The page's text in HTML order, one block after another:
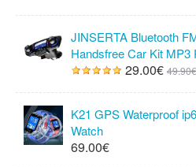
JINSERTA Bluetooth
Handsfree Car Kit MP3
29.00€ 49.90€
K21 GPS Waterproof
Watch
69.00€